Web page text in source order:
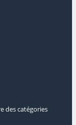
des catégories